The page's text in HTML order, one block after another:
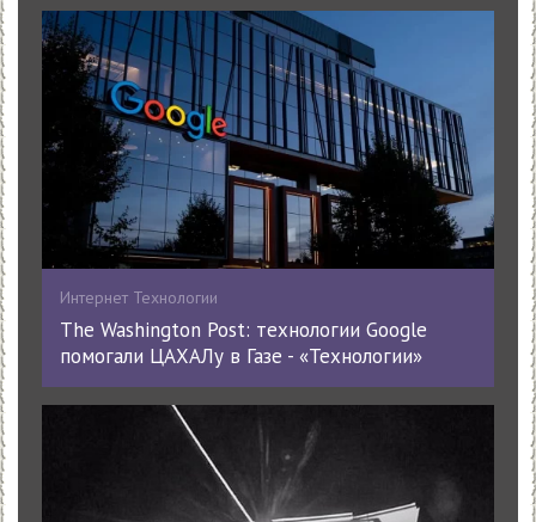
Интернет Технологии
The Washington Post: технологии Google
помогали ЦАХАЛу в Газе - «Технологии»